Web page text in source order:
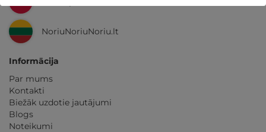
NoriuNoriuNoriu.lt
Informācija
Par mums
Kontakti
Biežāk uzdotie jautājumi
Blogs
Noteikumi